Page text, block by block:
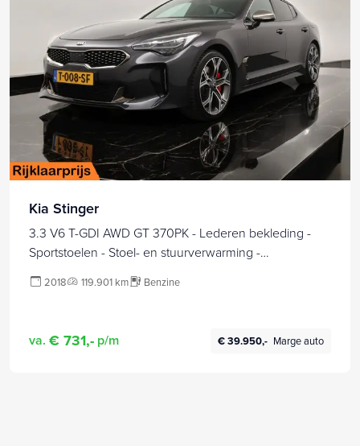
Kia Stinger
3.3 V6 T-GDI AWD GT 370PK - Lederen bekleding -
Sportstoelen - Stoel- en stuurverwarming -
onderhouden
2018 119.901 km Benzine
va. € 731,- p/m € 39.950,- Marge auto